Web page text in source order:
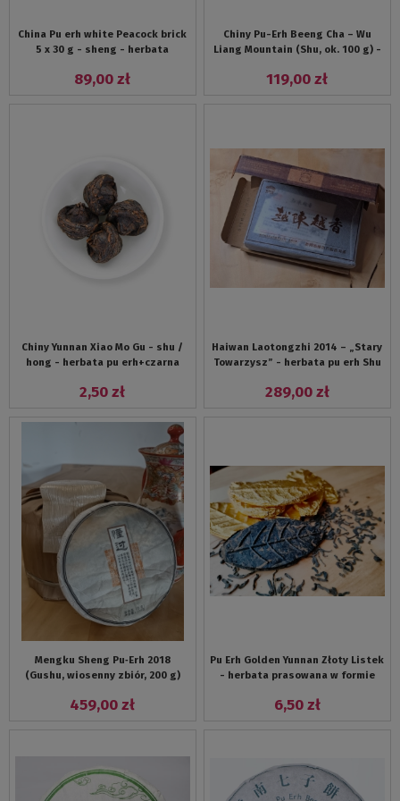
China Pu erh white Peacock brick
5 x 30 g - sheng - herbata
89,00 zł
Chiny Pu-Erh Beeng Cha – Wu
Liang Mountain (Shu, ok. 100 g) -
119,00 zł
Chiny Yunnan Xiao Mo Gu - shu /
hong - herbata pu erh+czarna
grzyba
2,50 zł
Haiwan Laotongzhi 2014 – „Stary
Towarzysz” - herbata pu erh Shu
289,00 zł
Mengku Sheng Pu‑Erh 2018
(Gushu, wiosenny zbiór, 200 g)
459,00 zł
Pu Erh Golden Yunnan Złoty Listek
- herbata prasowana w formie
6,50 zł